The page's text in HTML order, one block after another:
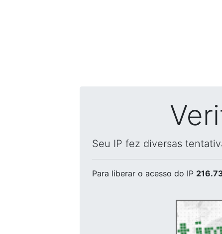
Seu IP fez diversas
Para liberar o acesso do IP